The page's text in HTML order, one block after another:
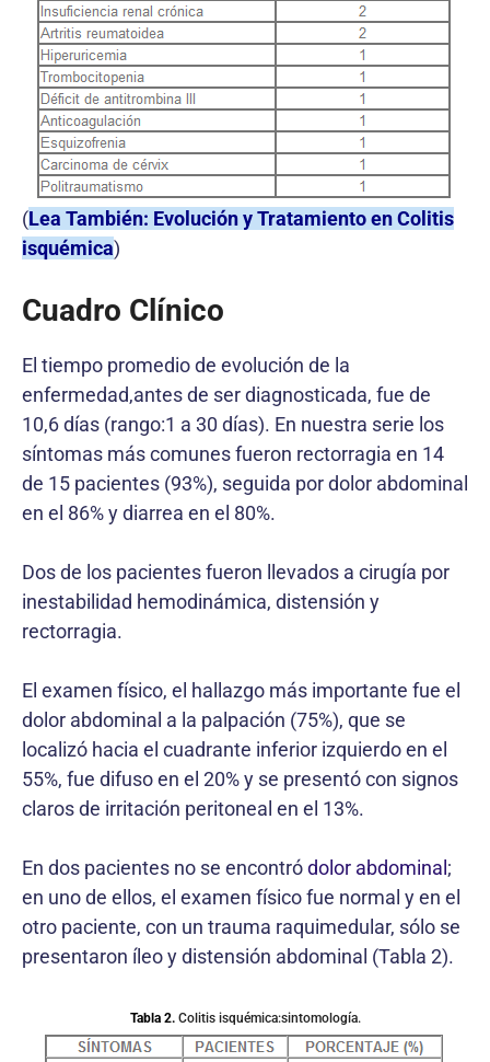
(Lea También: Evolución y Tratamiento en Colitis
isquémica)
Cuadro Clínico
El tiempo promedio de evolución de la
enfermedad,antes de ser diagnosticada, fue de
10,6 días (rango:1 a 30 días). En nuestra serie los
síntomas más comunes fueron rectorragia en 14
de 15 pacientes (93%), seguida por dolor abdominal
en el 86% y diarrea en el 80%.
Dos de los pacientes fueron llevados a cirugía por
inestabilidad hemodinámica, distensión y
rectorragia.
El examen físico, el hallazgo más importante fue el
dolor abdominal a la palpación (75%), que se
localizó hacia el cuadrante inferior izquierdo en el
55%, fue difuso en el 20% y se presentó con signos
claros de irritación peritoneal en el 13%.
En dos pacientes no se encontródolor abdominal;
en uno de ellos, el examen físico fue normal y en el
otro paciente, con un trauma raquimedular, sólo se
presentaron íleo y distensión abdominal (Tabla 2).
Tabla 2. Colitis isquémica:sintomología.